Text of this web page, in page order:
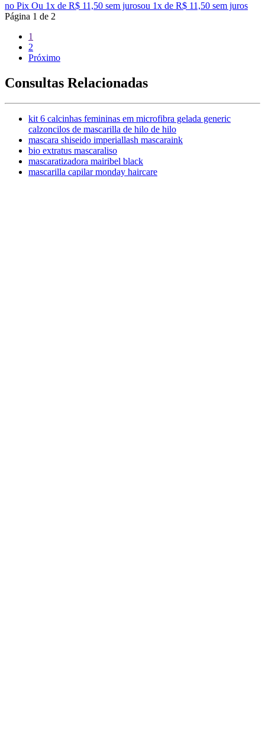
no Pix Ou 1x de R$ 11,50 sem jurosou 1x de R$ 11,50 sem juros
Página 1 de 2
1
2
Próximo
Consultas Relacionadas
kit 6 calcinhas femininas em microfibra gelada generic
calzoncilos de mascarilla de hilo de hilo
mascara shiseido imperiallash mascaraink
bio extratus mascaraliso
mascaratizadora mairibel black
mascarilla capilar monday haircare